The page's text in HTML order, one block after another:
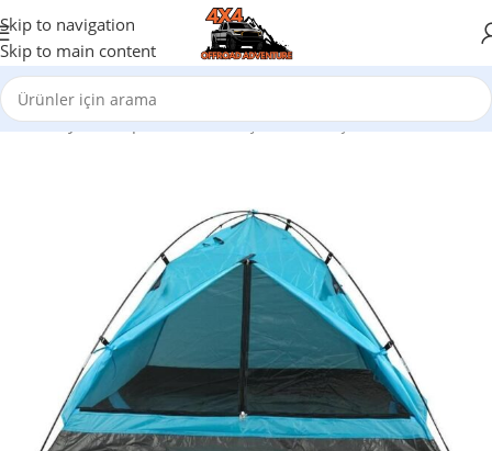
Skip to navigation
Skip to main content
Ana Sayfa/Kamp Malzemeleri/Çadırlar/2 kişilik